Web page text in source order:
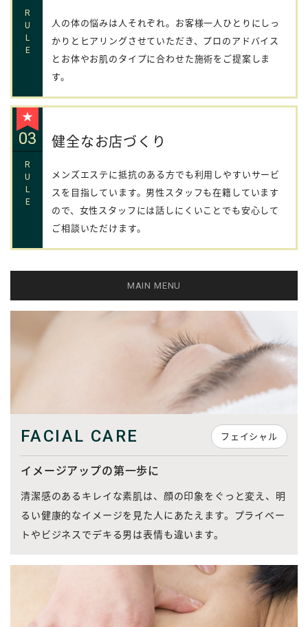
R
U
L
E
人の体の悩みは人それぞれ。お客様一人ひとりにしっ
かりとヒアリングさせていただき、プロのアドバイス
とお体やお肌のタイプに合わせた施術をご提案しま
す。
03
R
U
L
E
★
健全なお店づくり
メンズエステに抵抗のある方でも利用しやすいサービ
スを目指しています。男性スタッフも在籍しています
ので、女性スタッフには話しにくいことでも安心して
ご相談いただけます。
MAIN MENU
FACIAL CARE フェイシャル
イメージアップの第一歩に
清潔感のあるキレイな素肌は、顔の印象をぐっと変え、明
るい健康的なイメージを見た人にあたえます。プライベー
トやビジネスでデキる男は表情も違います。